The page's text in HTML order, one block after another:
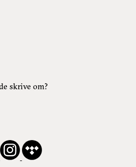
skrive om?